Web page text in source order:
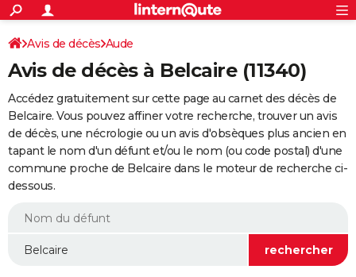
ACTUALITÉS
Politique
Société
Faits Divers
Education
Monde
Villes
+
SPORT
Coupe du monde 2026
Football
Tennis
Cyclisme
Rugby
Forum
Programme TV
TNT
Streaming
Cinéma
Sorties cinéma
Musique
+
FINANCE
Retraite
Epargne
Immobilier
Risques naturels par ville
Assurance
AUTO
Essais
Réserver un essai
Citadines
Berlines
SUV
Forum auto
+
HIGH-TECH
BRICOLAGE
WEEK-END
Avis de décès Aude
Avis de décès à Belcaire (11340)
Accédez gratuitement sur cette page au carnet des décès de
Belcaire. Vous pouvez affiner votre recherche, trouver un avis
de décès, une nécrologie ou un avis d'obsèques plus ancien en
tapant le nom d'un défunt et/ou le nom (ou code postal) d'une
commune proche de Belcaire dans le moteur de recherche ci-
dessous.